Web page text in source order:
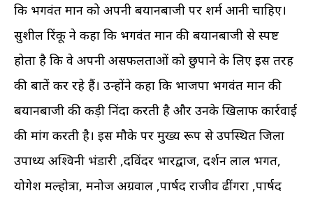
कि भगवंत मान को अपनी बयानबाजी पर शर्म आनी चाहिए।
सुशील रिंकू ने कहा कि भगवंत मान की बयानबाजी से स्पष्ट
होता है कि वे अपनी असफलताओं को छुपाने के लिए इस तरह
की बातें कर रहे हैं। उन्होंने कहा कि भाजपा भगवंत मान की
बयानबाजी की कड़ी निंदा करती है और उनके खिलाफ कार्रवाई
की मांग करती है। इस मौके पर मुख्य रूप से उपस्थित जिला
उपाध्यक्ष अश्विनी भंडारी ,दविंदर भारद्वाज, दर्शन लाल भगत,
योगेश मल्होत्रा, मनोज अग्रवाल ,पार्षद राजीव ढींगरा ,पार्षद